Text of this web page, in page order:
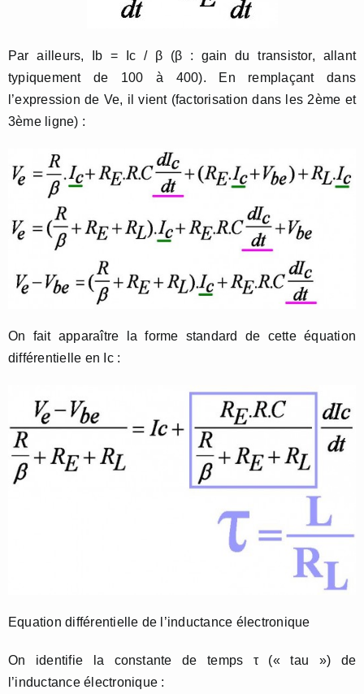
Par ailleurs, Ib = Ic / β (β : gain du transistor, allant
typiquement de 100 à 400). En remplaçant dans
l’expression de Ve, il vient (factorisation dans les 2ème et
3ème ligne) :
On fait apparaître la forme standard de cette équation
différentielle en Ic :
Equation différentielle de l’inductance électronique
On identifie la constante de temps τ (« tau ») de
l’inductance électronique :